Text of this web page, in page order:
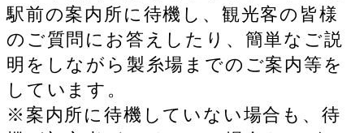
駅前の案内所に待機し、観光客の皆様
のご質問にお答えしたり、簡単なご説
明をしながら製糸場までのご案内等を
しています。
※案内所に待機していない場合も、待